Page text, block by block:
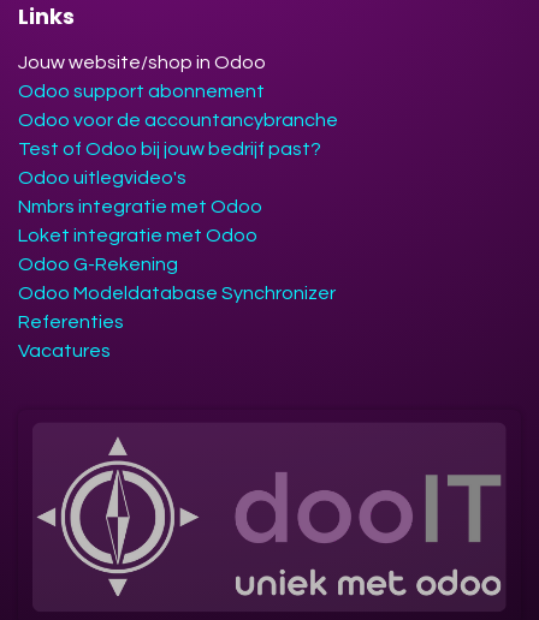
Links
Jouw website/shop in Odoo
Odoo support abonnement
Odoo voor de accountancybranche
Test of Odoo bij jouw bedrijf past?
Odoo uitlegvideo's
Nmbrs integratie met Odoo
Loket integratie met Odoo
Odoo G-Rekening
Odoo Modeldatabase Synchronizer
Referenties
Vacatures